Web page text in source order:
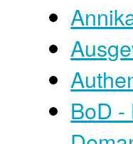
BoD -